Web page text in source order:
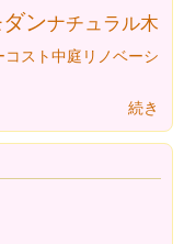
ンナチュラル木
コスト中庭 リノベーシ
続き